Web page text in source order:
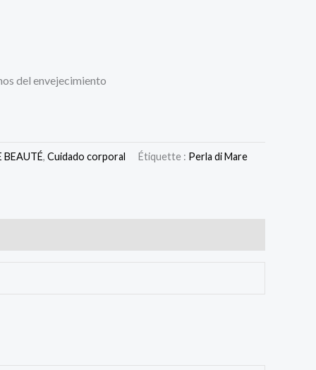
del envejecimiento
BEAUTÉ, Cuidado corporal Étiquette : Perla di Mare